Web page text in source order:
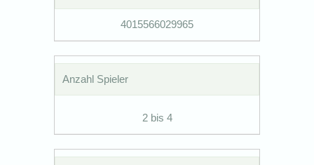
4015566029965
Anzahl Spieler
2 bis 4